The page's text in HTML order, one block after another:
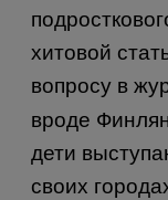
хитовой
вопросу в
вроде
дети
своих